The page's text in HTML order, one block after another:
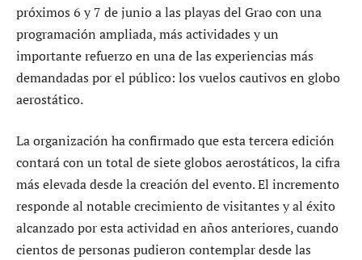
próximos 6 y 7 de junio a las playas del Grao con una
programación ampliada, más actividades y un
importante refuerzo en una de las experiencias más
demandadas por el público: los vuelos cautivos en globo
aerostático.
La organización ha confirmado que esta tercera edición
contará con un total de siete globos aerostáticos, la cifra
más elevada desde la creación del evento. El incremento
responde al notable crecimiento de visitantes y al éxito
alcanzado por esta actividad en años anteriores, cuando
cientos de personas pudieron contemplar desde las